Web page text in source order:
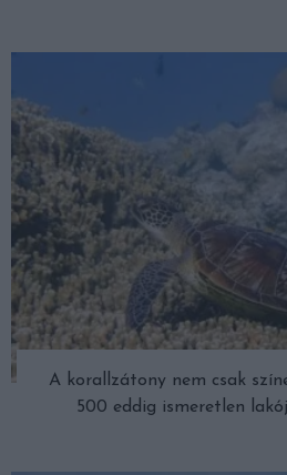
A korallzátony nem csak
500 eddig ismeretlen